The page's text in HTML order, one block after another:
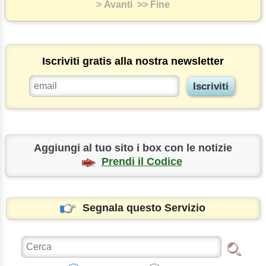
> Avanti >> Fine
Iscriviti gratis alla nostra newsletter
Aggiungi al tuo sito i box con le notizie
Prendi il Codice
Segnala questo Servizio